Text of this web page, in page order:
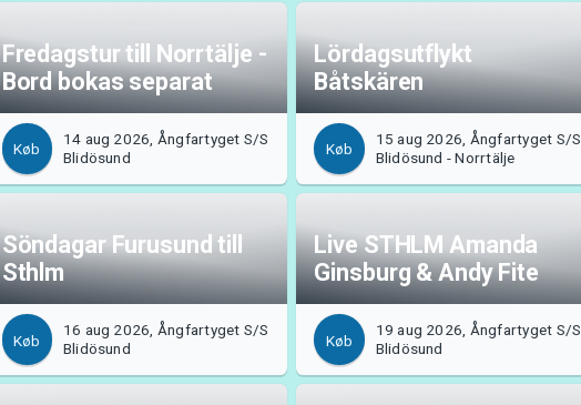
Fredagstur till Norrtälje -
Bord bokas separat
Køb
14 aug 2026, Ångfartyget S/S
Blidösund
Lördagsutflykt
Båtskären
Køb
15 aug 2026, Ångfartyget S/S
Blidösund - Norrtälje
Söndagar Furusund till
Sthlm
Køb
16 aug 2026, Ångfartyget S/S
Blidösund
Live STHLM Amanda
Ginsburg & Andy Fite
Køb
19 aug 2026, Ångfartyget S/S
Blidösund